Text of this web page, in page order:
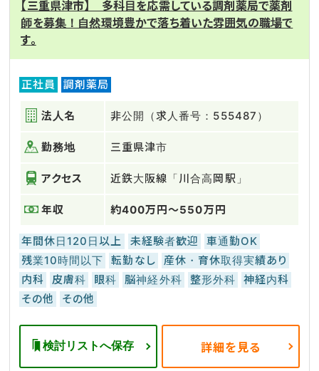
【三重県津市】 多科目を応需している調剤薬局で薬剤
師を募集！自然環境豊かで落ち着いた雰囲気の職場で
す。
正社員 調剤薬局
法人名 非公開（求人番号：555487）
勤務地 三重県津市
アクセス 近鉄大阪線「川合高岡駅」
年収 約400万円～550万円
年間休日120日以上 未経験者歓迎
車通勤OK
残業10時間以下
転勤なし
産休・育休取得実績あり
内科
皮膚科 眼科 脳神経外科 整形外科
神経内科
その他
その他
検討リストへ保存 詳細を見る